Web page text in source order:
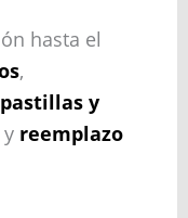
hasta el
,
y
y reemplazo